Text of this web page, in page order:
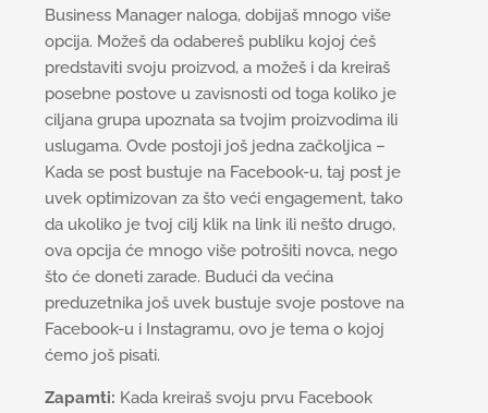
Business Manager naloga, dobijaš mnogo više
opcija. Možeš da odabereš publiku kojoj ćeš
predstaviti svoju proizvod, a možeš i da kreiraš
posebne postove u zavisnosti od toga koliko je
ciljana grupa upoznata sa tvojim proizvodima ili
uslugama. Ovde postoji još jedna začkoljica –
Kada se post bustuje na Facebook-u, taj post je
uvek optimizovan za što veći engagement, tako
da ukoliko je tvoj cilj klik na link ili nešto drugo,
ova opcija će mnogo više potrošiti novca, nego
što će doneti zarade. Budući da većina
preduzetnika još uvek bustuje svoje postove na
Facebook-u i Instagramu, ovo je tema o kojoj
ćemo još pisati.
Zapamti: Kada kreiraš svoju prvu Facebook